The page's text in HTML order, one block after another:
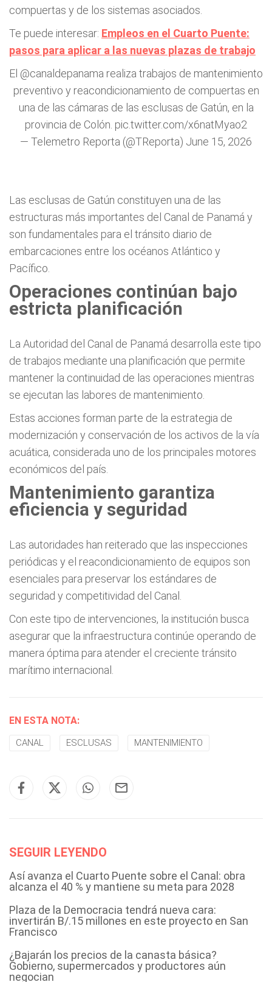
compuertas y de los sistemas asociados.
Te puede interesar: Empleos en el Cuarto Puente:
pasos para aplicar a las nuevas plazas de trabajo
El @canaldepanama realiza trabajos de mantenimiento
preventivo y reacondicionamiento de compuertas en
una de las cámaras de las esclusas de Gatún, en la
provincia de Colón. pic.twitter.com/x6natMyao2
— Telemetro Reporta (@TReporta) June 15, 2026
Las esclusas de Gatún constituyen una de las
estructuras más importantes del Canal de Panamá y
son fundamentales para el tránsito diario de
embarcaciones entre los océanos Atlántico y
Pacífico.
Operaciones continúan bajo
estricta planificación
La Autoridad del Canal de Panamá desarrolla este tipo
de trabajos mediante una planificación que permite
mantener la continuidad de las operaciones mientras
se ejecutan las labores de mantenimiento.
Estas acciones forman parte de la estrategia de
modernización y conservación de los activos de la vía
acuática, considerada uno de los principales motores
económicos del país.
Mantenimiento garantiza
eficiencia y seguridad
Las autoridades han reiterado que las inspecciones
periódicas y el reacondicionamiento de equipos son
esenciales para preservar los estándares de
seguridad y competitividad del Canal.
Con este tipo de intervenciones, la institución busca
asegurar que la infraestructura continúe operando de
manera óptima para atender el creciente tránsito
marítimo internacional.
EN ESTA NOTA:
CANAL ESCLUSAS MANTENIMIENTO
SEGUIR LEYENDO
Así avanza el Cuarto Puente sobre el Canal: obra
alcanza el 40 % y mantiene su meta para 2028
Plaza de la Democracia tendrá nueva cara:
invertirán B/.15 millones en este proyecto en San
Francisco
¿Bajarán los precios de la canasta básica?
Gobierno, supermercados y productores aún
negocian